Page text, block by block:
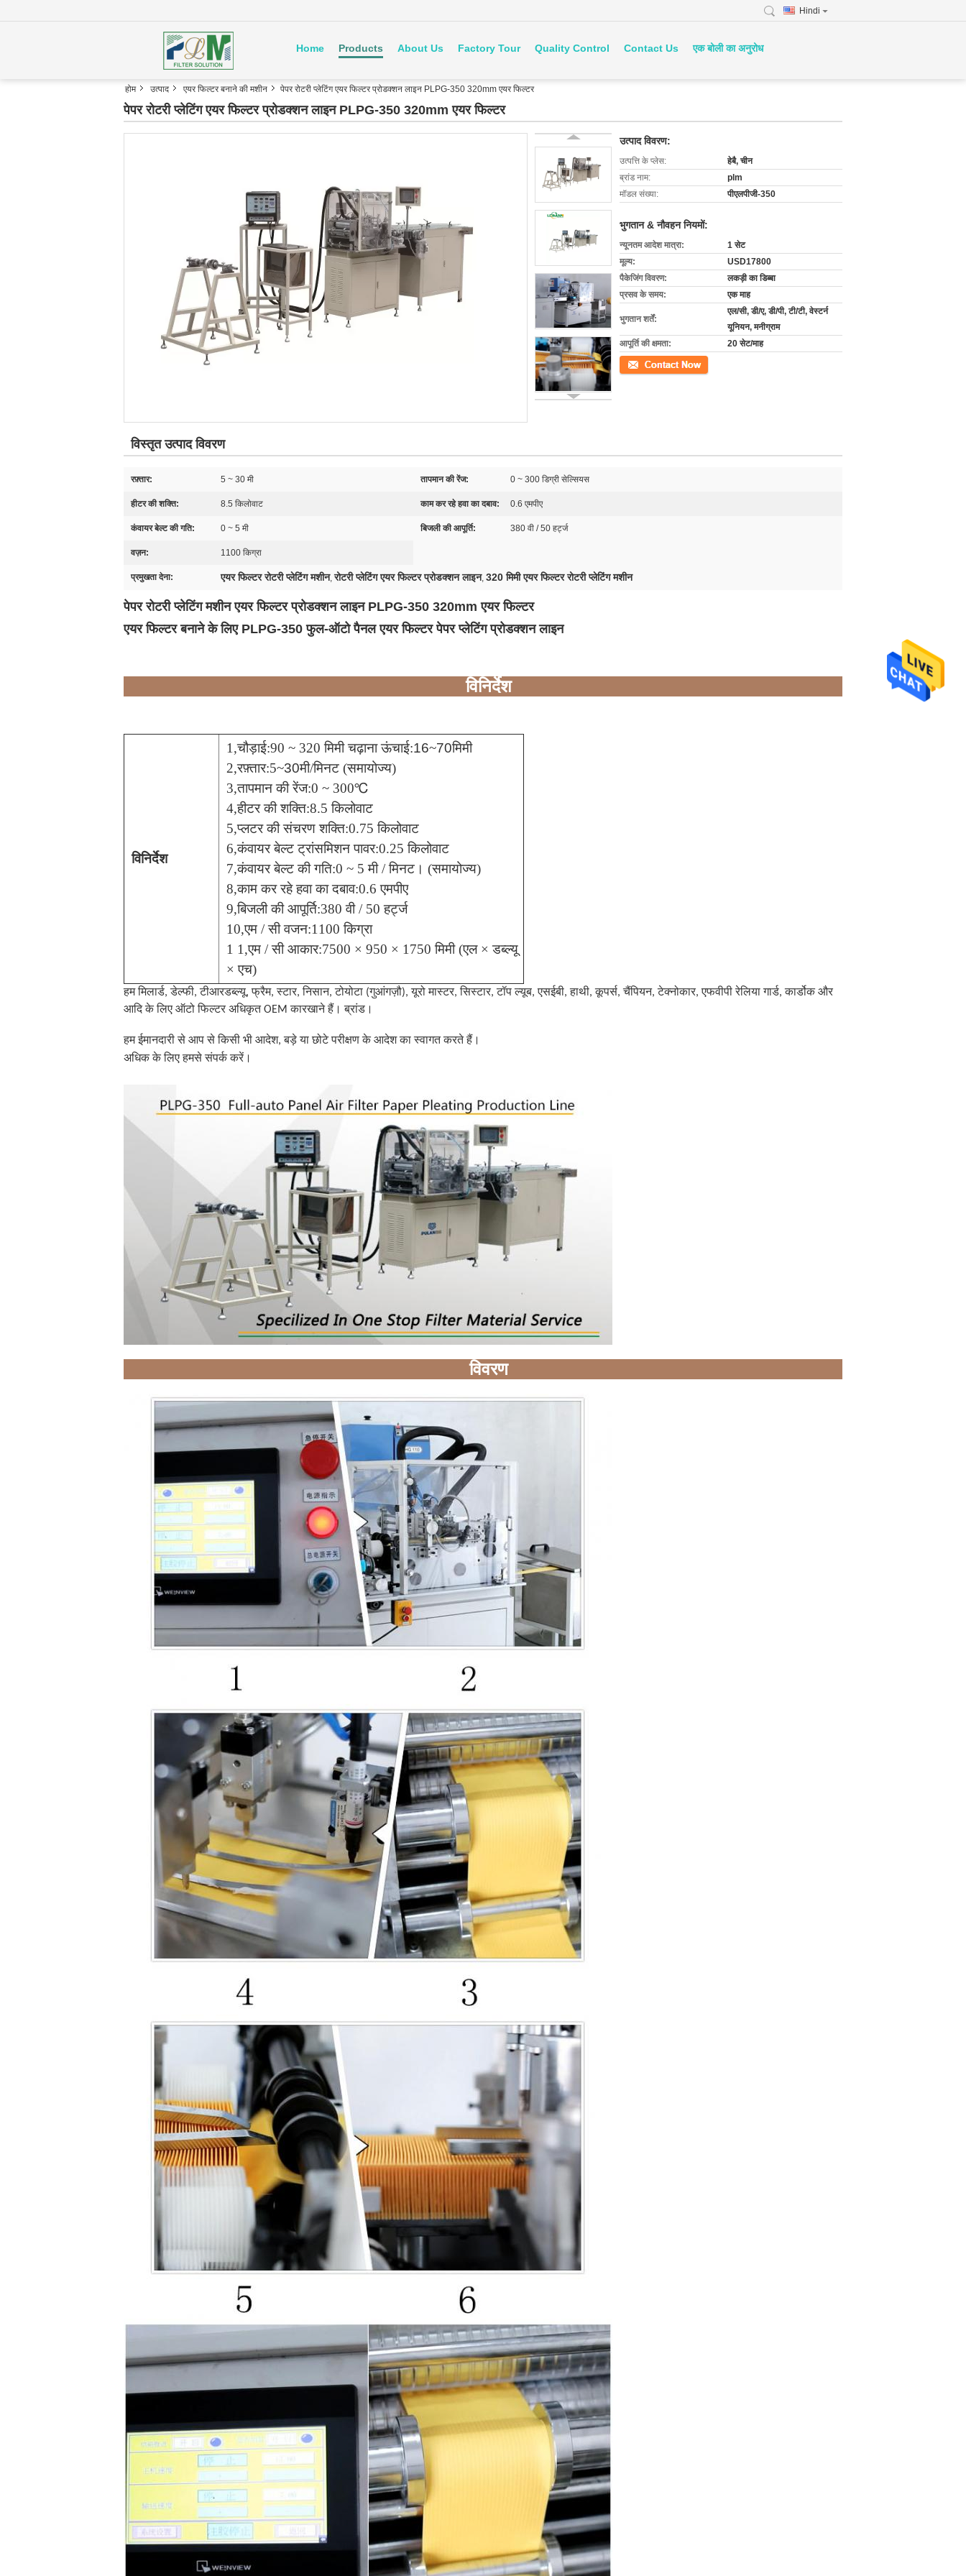
Hindi
Home Products About Us Factory Tour Quality Control Contact Us एक बोली का अनुरोध
होम उत्पाद एयर फिल्टर बनाने की मशीन पेपर रोटरी प्लेटिंग एयर फिल्टर प्रोडक्शन लाइन PLPG-350 320mm एयर फिल्टर
पेपर रोटरी प्लेटिंग एयर फिल्टर प्रोडक्शन लाइन PLPG-350 320mm एयर फिल्टर
उत्पाद विवरण:
उत्पत्ति के प्लेस:
हेबै, चीन
ब्रांड नाम:
plm
मॉडल संख्या:
पीएलपीजी-350
भुगतान & नौवहन नियमों:
न्यूनतम आदेश मात्रा:
1 सेट
मूल्य:
USD17800
पैकेजिंग विवरण:
लकड़ी का डिब्बा
प्रसव के समय:
एक माह
भुगतान शर्तें:
एल/सी, डी/ए, डी/पी, टी/टी, वेस्टर्न
यूनियन, मनीग्राम
आपूर्ति की क्षमता:
20 सेट/माह
संपर्क करें
विस्तृत उत्पाद विवरण
रफ़्तार: 5 ~ 30 मी तापमान की रेंज: 0 ~ 300 डिग्री सेल्सियस
हीटर की शक्ति: 8.5 किलोवाट काम कर रहे हवा का दबाव: 0.6 एमपीए
कंवायर बेल्ट की गति: 0 ~ 5 मी बिजली की आपूर्ति: 380 वी / 50 हर्ट्ज
वज़न: 1100 किग्रा
प्रमुखता देना: एयर फिल्टर रोटरी प्लेटिंग मशीन,रोटरी प्लेटिंग एयर फिल्टर प्रोडक्शन लाइन, 320 मिमी एयर फिल्टर रोटरी प्लेटिंग मशीन
पेपर रोटरी प्लेटिंग मशीन एयर फिल्टर प्रोडक्शन लाइन PLPG-350 320mm एयर फिल्टर
एयर फिल्टर बनाने के लिए PLPG-350 फुल-ऑटो पैनल एयर फिल्टर पेपर प्लेटिंग प्रोडक्शन लाइन
विनिर्देश
विनिर्देश
1,चौड़ाई:90 ~ 320 मिमी चढ़ाना ऊंचाई:16~70मिमी
2,रफ़्तार:5~30मी/मिनट (समायोज्य)
3,तापमान की रेंज:0 ~ 300℃
4,हीटर की शक्ति:8.5 किलोवाट
5,प्लटर की संचरण शक्ति:0.75 किलोवाट
6,कंवायर बेल्ट ट्रांसमिशन पावर:0.25 किलोवाट
7,कंवायर बेल्ट की गति:0 ~ 5 मी / मिनट। (समायोज्य)
8,काम कर रहे हवा का दबाव:0.6 एमपीए
9,बिजली की आपूर्ति:380 वी / 50 हर्ट्ज
10,एम / सी वजन:1100 किग्रा
1 1,एम / सी आकार:7500 × 950 × 1750 मिमी (एल × डब्ल्यू
× एच)
हम मिलार्ड, डेल्फी, टीआरडब्ल्यू, फ्रैम, स्टार, निसान, टोयोटा (गुआंगज़ौ), यूरो मास्टर, सिस्टार, टॉप ल्यूब, एसईबी, हाथी, कूपर्स, चैंपियन, टेक्नोकार, एफवीपी रेलिया गार्ड, कार्डोक और
आदि के लिए ऑटो फिल्टर अधिकृत OEM कारखाने हैं। ब्रांड।
हम ईमानदारी से आप से किसी भी आदेश, बड़े या छोटे परीक्षण के आदेश का स्वागत करते हैं।
अधिक के लिए हमसे संपर्क करें।
विवरण